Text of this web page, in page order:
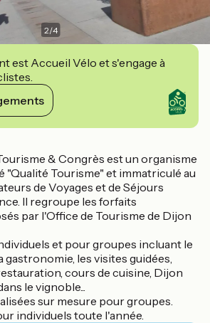
2/4
est Accueil Vélo et s'engage à
& Congrès est un organisme
"Qualité Tourisme" et immatriculé au
de Voyages et de Séjours
Il regroupe les forfaits
par l'Office de Tourisme de Dijon
et pour groupes incluant le
gastronomie, les visites guidées,
cours de cuisine, Dijon
le vignoble...
sur mesure pour groupes.
individuels toute l'année.